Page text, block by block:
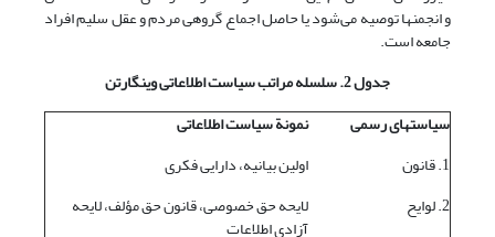
و انجمنها توصیه می‌شود یا حاصل اجماع گروهی مردم و عقل سلیم افراد
جامعه است.
جدول 2. سلسله مراتب سیاست اطلاعاتی وینگارتن
سیاستهای رسمی
نمونة سیاست اطلاعاتی
1. قانون
اولین بیانیه، دارایی فکری
2. لوایح
لایحه حق خصوصی، قانون حق مؤلف، لایحه
آزادی اطلاعات